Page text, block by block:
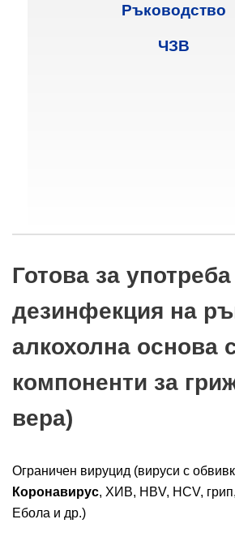
Ръководство
ЧЗВ
Готова за употреба
дезинфекция на
алкохолна основа
компоненти за
вера)
Ограничен вируцид (вируси с
Коронавирус, ХИВ, HBV, HCV,
Ебола и др.)